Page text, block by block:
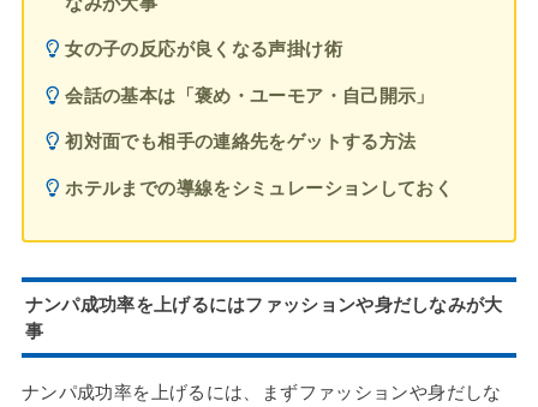
女の子の反応が良くなる声掛け術
会話の基本は「褒め・ユーモア・自己開示」
初対面でも相手の連絡先をゲットする方法
ホテルまでの導線をシミュレーションしておく
ナンパ成功率を上げるにはファッションや身だしなみが大
事
ナンパ成功率を上げるには、まずファッションや身だしな